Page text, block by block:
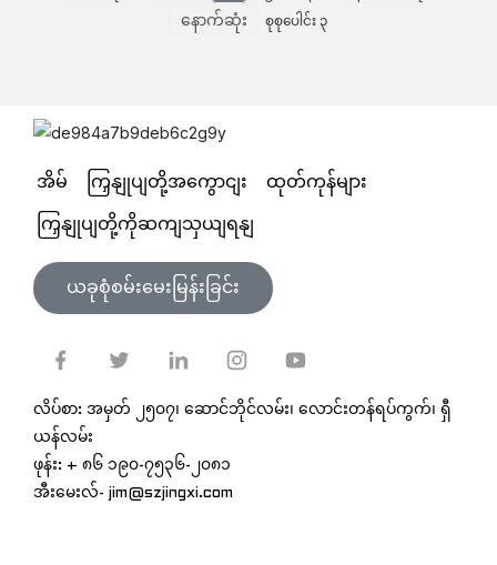
နောက်ဆုံး
စုစုပေါင်း ၃
အိမ် ကြှနျုပျတို့အကွောငျး ထုတ်ကုန်များ
ကြှနျုပျတို့ကိုဆကျသှယျရနျ
ယခုစုံစမ်းမေးမြန်းခြင်း
လိပ်စာ: အမှတ် ၂၅၀၇၊ ဆောင်ဘိုင်လမ်း၊ လောင်းတန်ရပ်ကွက်၊ ရှီ
ယန်လမ်း
ဖုန်း: + ၈၆ ၁၉၀-၇၅၃၆-၂၀၈၁
အီးမေးလ်- jim@szjingxi.com